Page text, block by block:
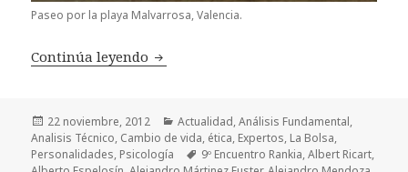
Paseo por la playa Malvarrosa, Valencia.
Continúa leyendo ¡Vaya encuentro!
Publicado
el
22 noviembre, 2012 Categorías
Actualidad,Análisis Fundamental,
Analisis Técnico, Cambio de vida, ética, Expertos, La Bolsa,
Personalidades, Psicología Etiquetas
9º Encuentro Rankia,Albert Ricart,